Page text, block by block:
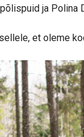
ja Polina
et oleme